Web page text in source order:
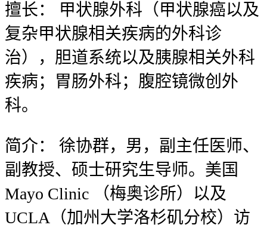
擅长：
甲状腺外科（甲状腺癌以及
复杂甲状腺相关疾病的外科诊
治），胆道系统以及胰腺相关外科
疾病；胃肠外科；腹腔镜微创外
科。
简介：
徐协群，男，副主任医师、
副教授、硕士研究生导师。美国
Mayo Clinic （梅奥诊所）以及
UCLA（加州大学洛杉矶分校）访